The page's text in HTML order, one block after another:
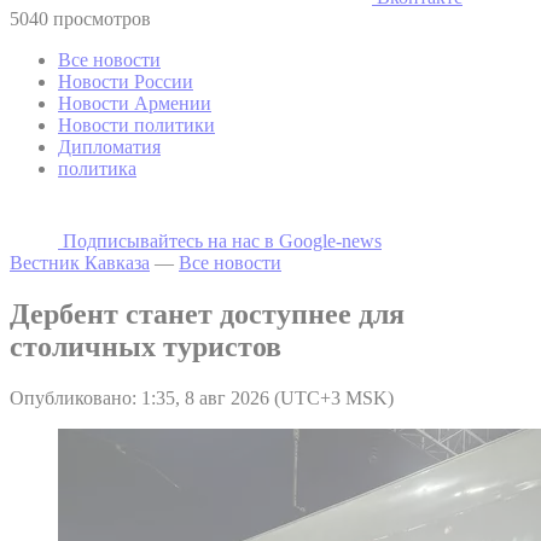
5040 просмотров
Все новости
Новости России
Новости Армении
Новости политики
Дипломатия
политика
Подписывайтесь на наc в Google-news
Вестник Кавказа — Все новости
Дербент станет доступнее для
столичных туристов
Опубликовано: 1:35, 8 авг 2026 (UTC+3 MSK)